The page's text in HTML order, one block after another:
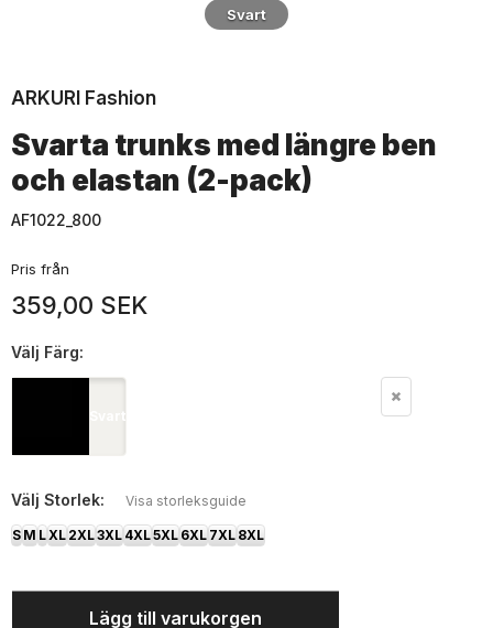
Svart
ARKURI Fashion
Svarta trunks med längre ben
och elastan (2-pack)
AF1022_800
Pris från
359,00 SEK
Välj Färg:
Svart
Välj Storlek: Visa storleksguide
S M LXL 2XL3XL 4XL5XL 6XL 7XL 8XL
Lägg till varukorgen